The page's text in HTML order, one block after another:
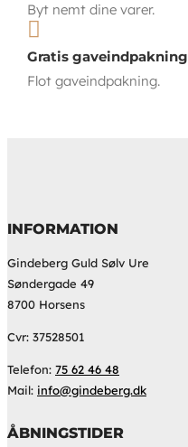
Byt nemt dine varer.

Gratis gaveindpakning
Flot gaveindpakning.
INFORMATION
Gindeberg Guld Sølv Ure
Søndergade 49
8700 Horsens
Cvr: 37528501
Telefon: 75 62 46 48
Mail: info@gindeberg.dk
ÅBNINGSTIDER